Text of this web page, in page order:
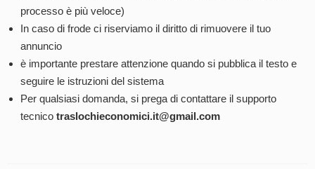
processo è più veloce)
In caso di frode ci riserviamo il diritto di rimuovere il tuo
annuncio
è importante prestare attenzione quando si pubblica il testo e
seguire le istruzioni del sistema
Per qualsiasi domanda, si prega di contattare il supporto
tecnico traslochieconomici.it@gmail.com